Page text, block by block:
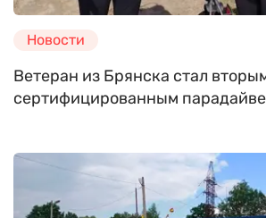
Новости
Ветеран из Брянска стал
сертифицированным